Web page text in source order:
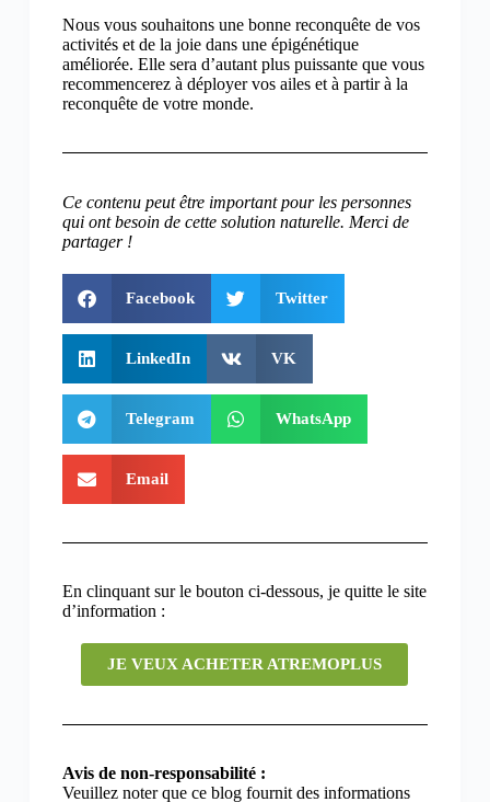
Nous vous souhaitons une bonne reconquête de vos
activités et de la joie dans une épigénétique
améliorée. Elle sera d’autant plus puissante que vous
recommencerez à déployer vos ailes et à partir à la
reconquête de votre monde.
Ce contenu peut être important pour les personnes
qui ont besoin de cette solution naturelle. Merci de
partager !
Facebook Twitter
LinkedIn VK
Telegram WhatsApp
Email
En clinquant sur le bouton ci-dessous, je quitte le site
d’information :
JE VEUX ACHETER ATREMOPLUS
Avis de non-responsabilité :
Veuillez noter que ce blog fournit des informations